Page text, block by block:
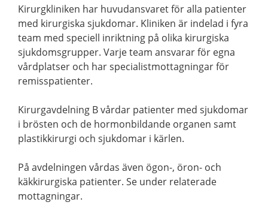
Kirurgkliniken har huvudansvaret för alla patienter
med kirurgiska sjukdomar. Kliniken är indelad i fyra
team med speciell inriktning på olika kirurgiska
sjukdomsgrupper. Varje team ansvarar för egna
vårdplatser och har specialistmottagningar för
remisspatienter.
Kirurgavdelning B vårdar patienter med sjukdomar
i brösten och de hormonbildande organen samt
plastikkirurgi och sjukdomar i kärlen.
På avdelningen vårdas även ögon-, öron- och
käkkirurgiska patienter. Se under relaterade
mottagningar.